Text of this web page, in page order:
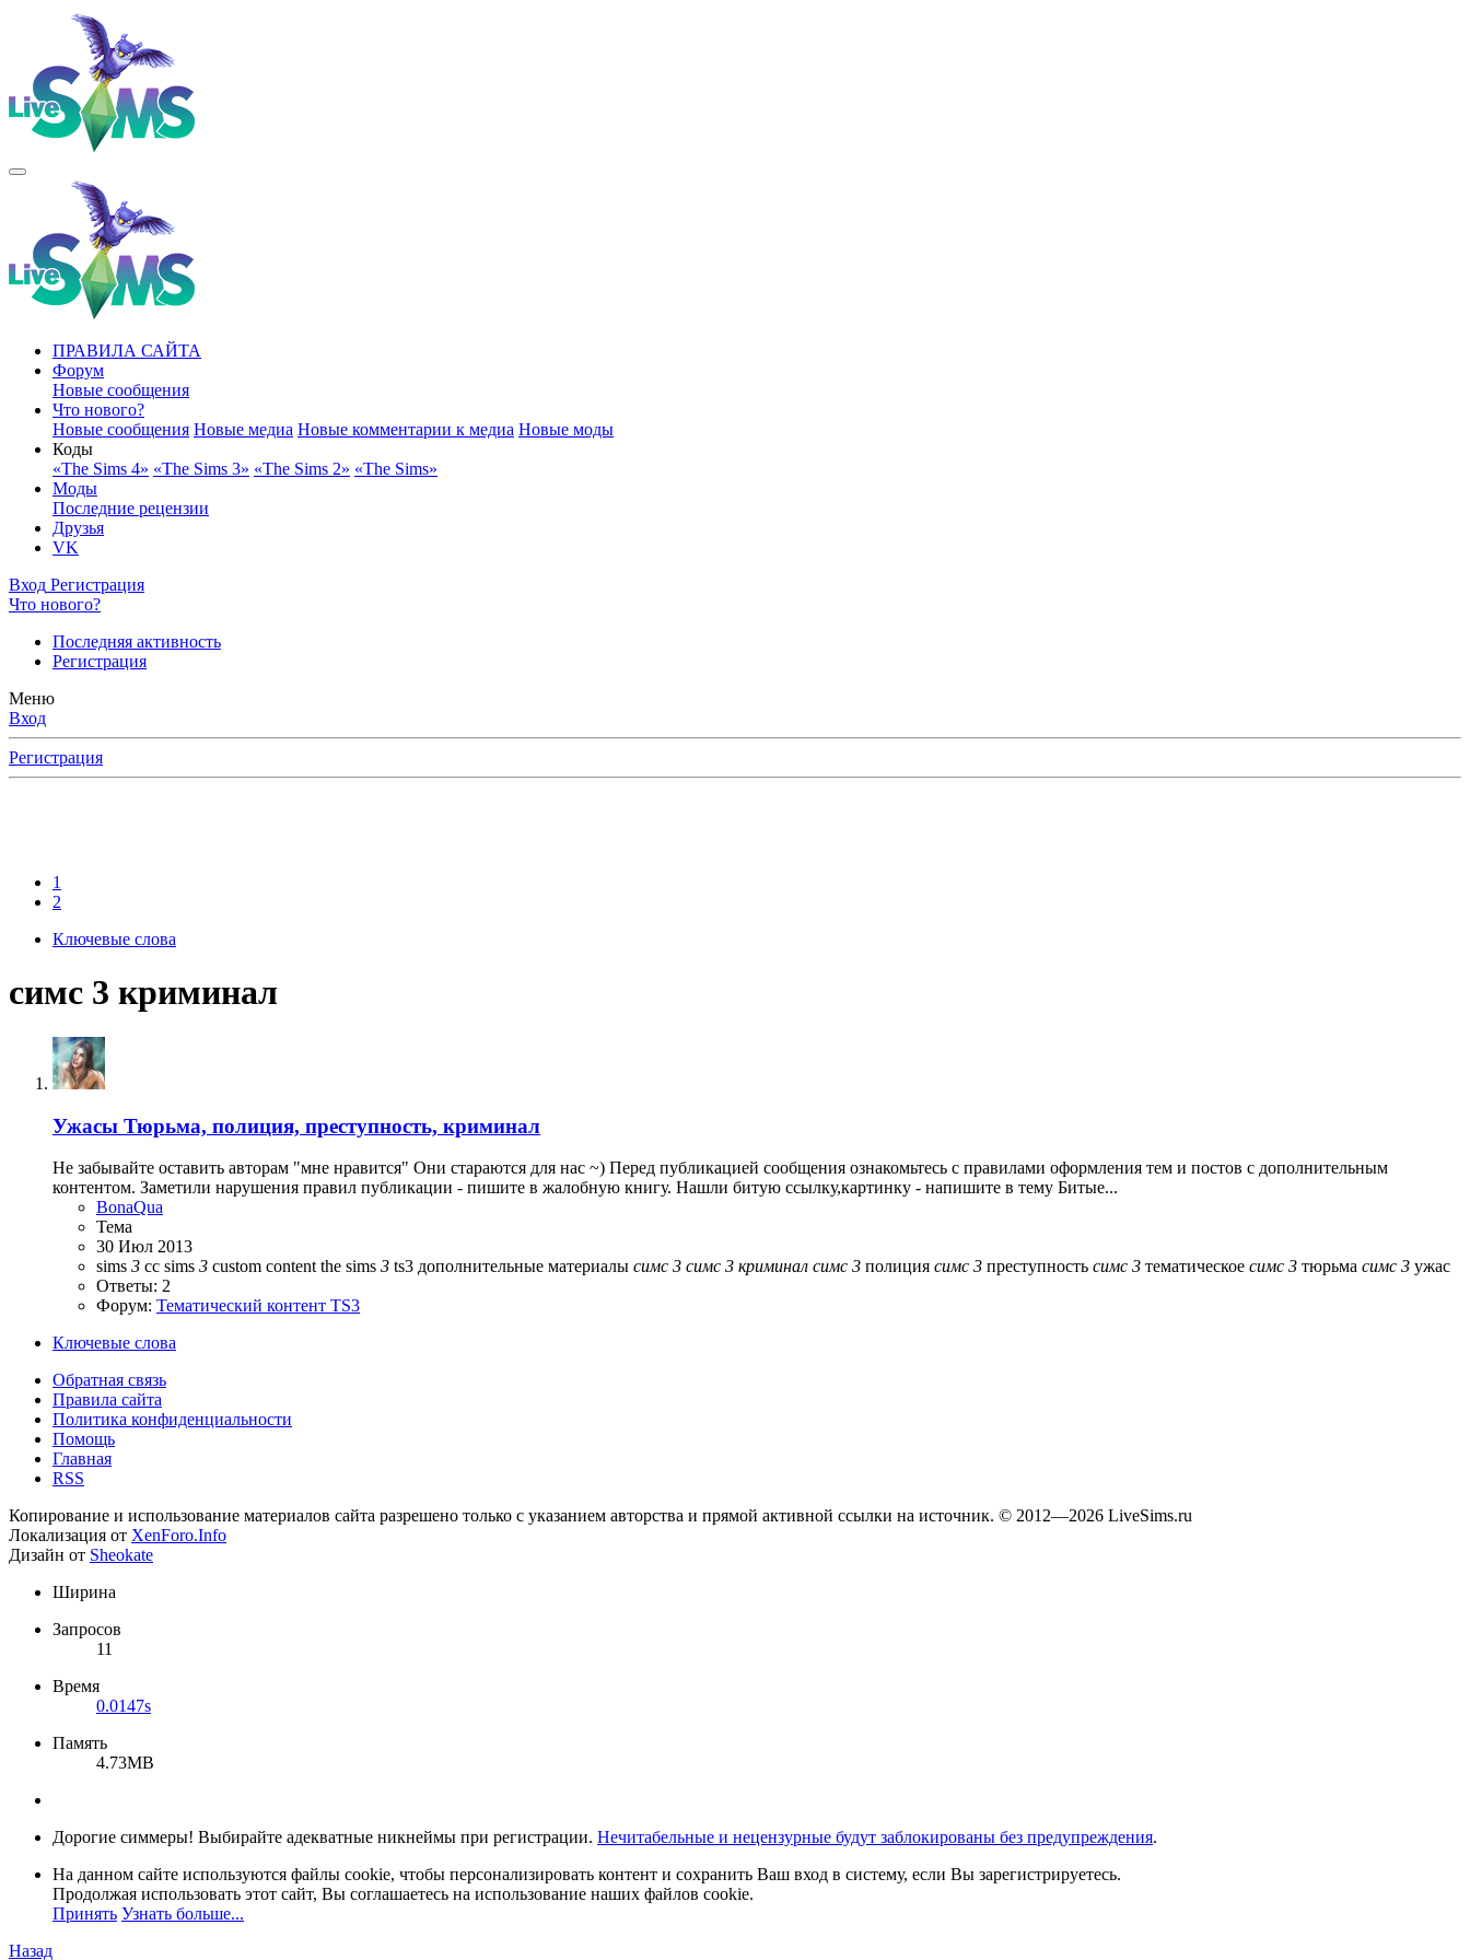
ПРАВИЛА САЙТА
Форум
Новые сообщения
Что нового?
Новые сообщения Новые медиа Новые комментарии к медиа Новые моды
Коды
«The Sims 4» «The Sims 3» «The Sims 2» «The Sims»
Моды
Последние рецензии
Друзья
VK
Вход Регистрация
Что нового?
Последняя активность
Регистрация
Меню
Вход
Регистрация
1
2
Ключевые слова
симс 3 криминал
Ужасы Тюрьма, полиция, преступность, криминал
Не забывайте оставить авторам "мне нравится" Они стараются для нас ~) Перед публикацией сообщения ознакомьтесь с правилами оформления тем и постов с дополнительным
контентом. Заметили нарушения правил публикации - пишите в жалобную книгу. Нашли битую ссылку,картинку - напишите в тему Битые...
BonaQua
Тема
30 Июл 2013
sims 3 cc sims 3 custom content the sims 3 ts3 дополнительные материалы симс 3 симс 3 криминал симс 3 полиция симс 3 преступность симс 3 тематическое симс 3 тюрьма симс 3 ужас
Ответы: 2
Форум: Тематический контент TS3
Ключевые слова
Обратная связь
Правила сайта
Политика конфиденциальности
Помощь
Главная
RSS
Копирование и использование материалов сайта разрешено только с указанием авторства и прямой активной ссылки на источник. © 2012—2026 LiveSims.ru
Локализация от XenForo.Info
Дизайн от Sheokate
Ширина
Запросов
11
Время
0.0147s
Память
4.73MB
Дорогие симмеры! Выбирайте адекватные никнеймы при регистрации. Нечитабельные и нецензурные будут заблокированы без предупреждения.
На данном сайте используются файлы cookie, чтобы персонализировать контент и сохранить Ваш вход в систему, если Вы зарегистрируетесь.
Продолжая использовать этот сайт, Вы соглашаетесь на использование наших файлов cookie.
Принять Узнать больше...
Назад